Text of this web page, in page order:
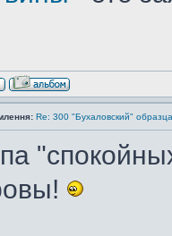
Re: 300 "Бухаловский"